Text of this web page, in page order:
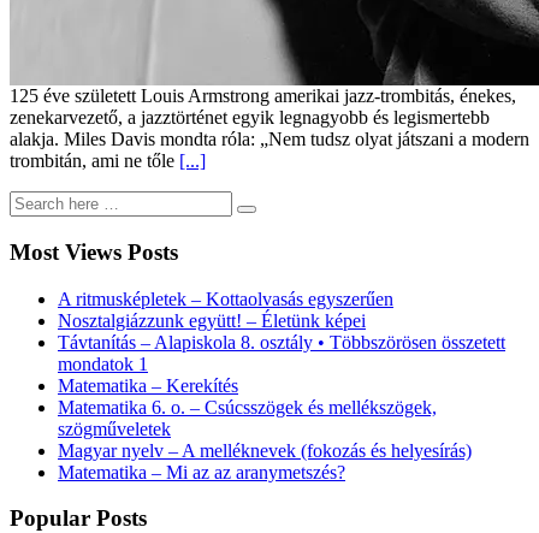
125 éve született Louis Armstrong amerikai jazz-trombitás, énekes,
zenekarvezető, a jazztörténet egyik legnagyobb és legismertebb
alakja. Miles Davis mondta róla: „Nem tudsz olyat játszani a modern
trombitán, ami ne tőle [...]
Most Views Posts
A ritmusképletek – Kottaolvasás egyszerűen
Nosztalgiázzunk együtt! – Életünk képei
Távtanítás – Alapiskola 8. osztály • Többszörösen összetett
mondatok 1
Matematika – Kerekítés
Matematika 6. o. – Csúcsszögek és mellékszögek,
szögműveletek
Magyar nyelv – A melléknevek (fokozás és helyesírás)
Matematika – Mi az az aranymetszés?
Popular Posts